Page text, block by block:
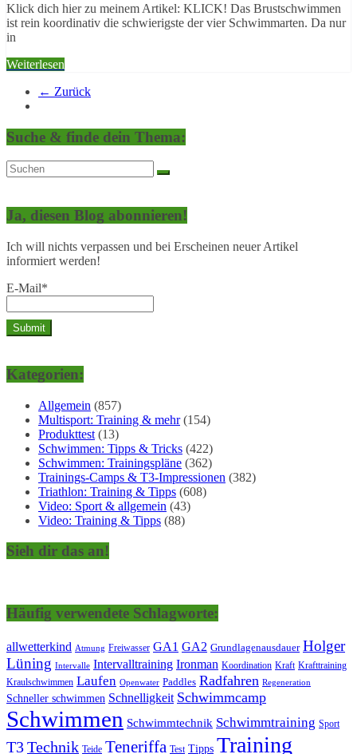
Klick dich hier zu meinem Artikel: KLICK! Das Brustschwimmen
ist rein koordinativ die schwierigste der vier Schwimmarten. Da nur
in
Weiterlesen
← Zurück
Suche & finde dein Thema:
Ja, diesen Blog abonnieren!
Ich will nichts verpassen und bei Erscheinen neuer Artikel
informiert werden!
E-Mail*
Kategorien:
Allgemein (857)
Multisport: Training & mehr(154)
Produkttest (13)
Schwimmen: Tipps & Tricks (422)
Schwimmen: Trainingspläne (362)
Trainings-Camps & T3-Impressionen (382)
Triathlon: Training & Tipps (608)
Video: Sport & allgemein (43)
Video: Training & Tipps (88)
Sieh dir das an!
Häufig verwendete Schlagworte:
allwetterkind Atmung Freiwasser GA1 GA2 Grundlagenausdauer Holger
Lüning Intervalle Intervalltraining Ironman Koordination Kraft Krafttraining
Kraulschwimmen Laufen Openwater Paddles Radfahren Regeneration
Schneller schwimmen Schnelligkeit Schwimmcamp
Schwimmen Schwimmtechnik Schwimmtraining Sport
T3Technik Teide Teneriffa Test Tipps Training